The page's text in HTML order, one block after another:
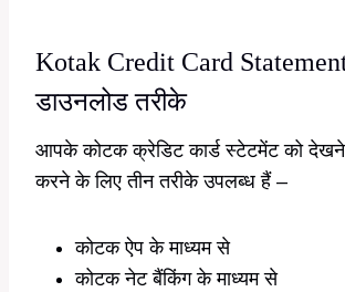
Kotak Credit Card
डाउनलोड तरीके
आपके कोटक क्रेडिट कार्ड स्टेटमेंट को देखने
करने के लिए तीन तरीके उपलब्ध हैं –
कोटक ऐप के माध्यम से
कोटक नेट बैंकिंग के माध्यम से